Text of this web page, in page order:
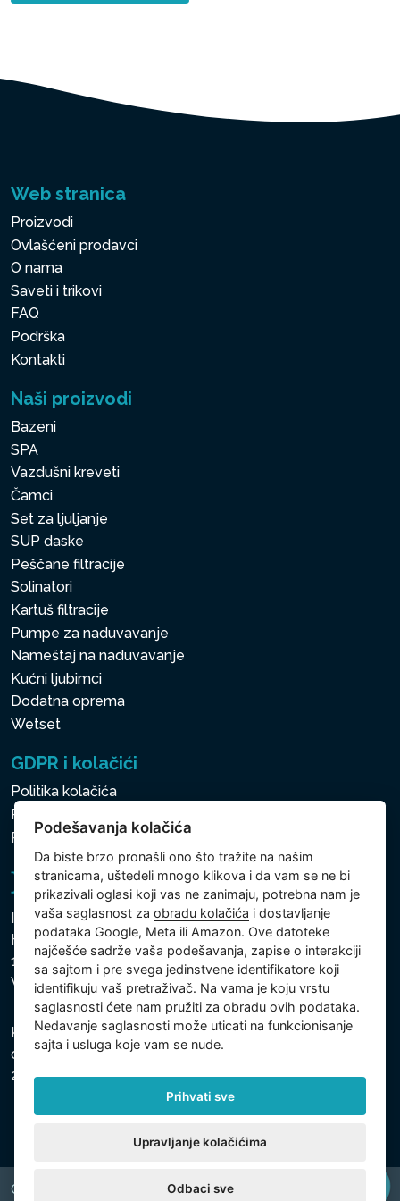
Web stranica
Proizvodi
Ovlašćeni prodavci
O nama
Saveti i trikovi
FAQ
Podrška
Kontakti
Naši proizvodi
Bazeni
SPA
Vazdušni kreveti
Čamci
Set za ljuljanje
SUP daske
Peščane filtracije
Solinatori
Kartuš filtracije
Pumpe za naduvavanje
Nameštaj na naduvavanje
Kućni ljubimci
Dodatna oprema
Wetset
GDPR i kolačići
Politika kolačića
Politika zaštite ličnih i drugih obrađivanih podataka
Podešavanja kolačića
Intex Trading, s.r.o.
Hradecká 2526/3
130 00 Praha 3
Vinohrady - Česká republika
Kompanija je registrovana u Opštinskom sudu u Pragu,
odeljak C, uložak 74759, Identifikacioni broj kompanije:
26150808, Poreski identifikacioni broj: CZ26150808.
Copyright © 2026 INTEX TRADING s.r.o. All rights reserved.
Podešavanja kolačića
Da biste brzo pronašli ono što tražite na našim
stranicama, uštedeli mnogo klikova i da vam se ne bi
prikazivali oglasi koji vas ne zanimaju, potrebna nam je
vaša saglasnost zaobradu kolačića i dostavljanje
podataka Google, Meta ili Amazon. Ove datoteke
najčešće sadrže vaša podešavanja, zapise o interakciji
sa sajtom i pre svega jedinstvene identifikatore koji
identifikuju vaš pretraživač. Na vama je koju vrstu
saglasnosti ćete nam pružiti za obradu ovih podataka.
Nedavanje saglasnosti može uticati na funkcionisanje
sajta i usluga koje vam se nude.
Prihvati sve
Upravljanje kolačićima
Odbaci sve